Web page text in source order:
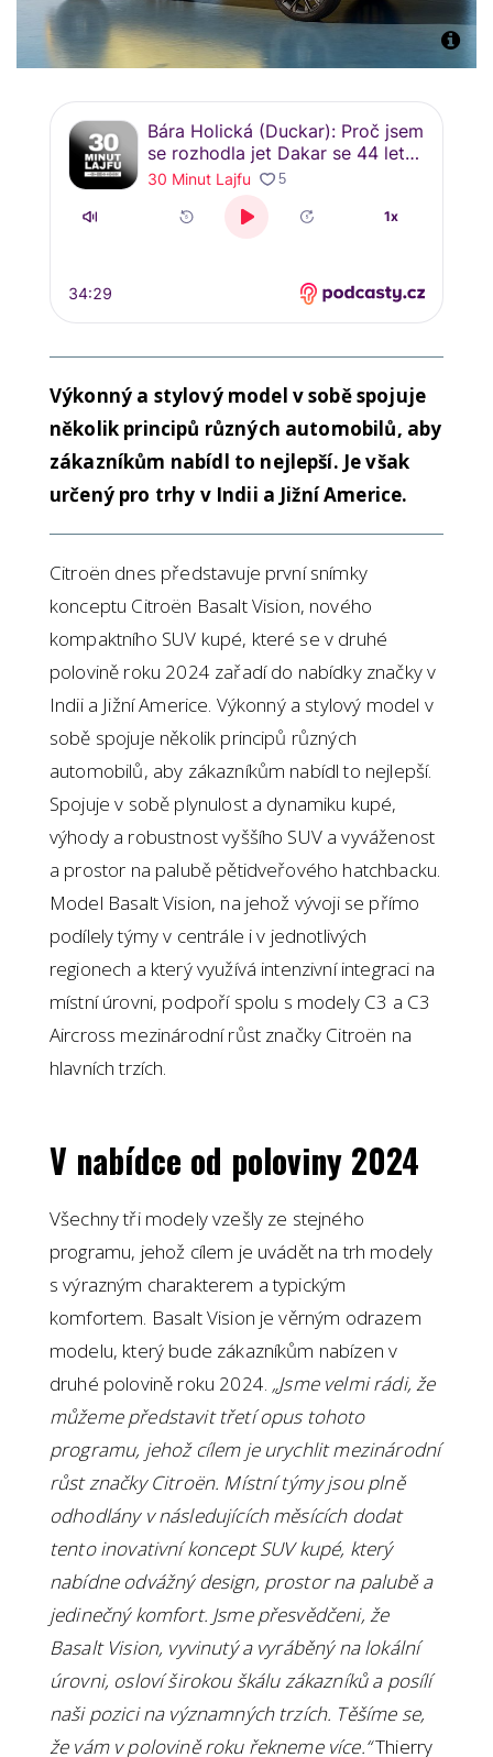
Výkonný a stylový model v sobě spojuje
několik principů různých automobilů, aby
zákazníkům nabídl to nejlepší. Je však
určený pro trhy v Indii a Jižní Americe.
Citroën dnes představuje první snímky
konceptu Citroën Basalt Vision, nového
kompaktního SUV kupé, které se v druhé
polovině roku 2024 zařadí do nabídky značky v
Indii a Jižní Americe. Výkonný a stylový model v
sobě spojuje několik principů různých
automobilů, aby zákazníkům nabídl to nejlepší.
Spojuje v sobě plynulost a dynamiku kupé,
výhody a robustnost vyššího SUV a vyváženost
a prostor na palubě pětidveřového hatchbacku.
Model Basalt Vision, na jehož vývoji se přímo
podílely týmy v centrále i v jednotlivých
regionech a který využívá intenzivní integraci na
místní úrovni, podpoří spolu s modely C3 a C3
Aircross mezinárodní růst značky Citroën na
hlavních trzích.
V nabídce od poloviny 2024
Všechny tři modely vzešly ze stejného
programu, jehož cílem je uvádět na trh modely
s výrazným charakterem a typickým
komfortem. Basalt Vision je věrným odrazem
modelu, který bude zákazníkům nabízen v
druhé polovině roku 2024. „Jsme velmi rádi, že
můžeme představit třetí opus tohoto
programu, jehož cílem je urychlit mezinárodní
růst značky Citroën. Místní týmy jsou plně
odhodlány v následujících měsících dodat
tento inovativní koncept SUV kupé, který
nabídne odvážný design, prostor na palubě a
jedinečný komfort. Jsme přesvědčeni, že
Basalt Vision, vyvinutý a vyráběný na lokální
úrovni, osloví širokou škálu zákazníků a posílí
naši pozici na významných trzích. Těšíme se,
že vám v polovině roku řekneme více.“Thierry